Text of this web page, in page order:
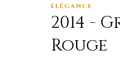
ÉLÉGANCE
2014 -
Rouge